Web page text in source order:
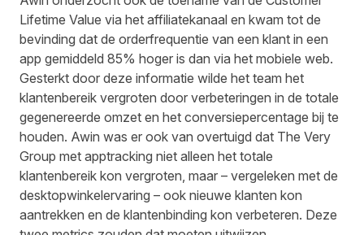
Lifetime Value via het affiliatekanaal en kwam tot de
bevinding dat de orderfrequentie van een klant in een
app gemiddeld 85% hoger is dan via het mobiele web.
Gesterkt door deze informatie wilde het team het
klantenbereik vergroten door verbeteringen in de totale
gegenereerde omzet en het conversiepercentage bij te
houden. Awin was er ook van overtuigd dat The Very
Group met apptracking niet alleen het totale
klantenbereik kon vergroten, maar – vergeleken met de
desktopwinkelervaring – ook nieuwe klanten kon
aantrekken en de klantenbinding kon verbeteren. Deze